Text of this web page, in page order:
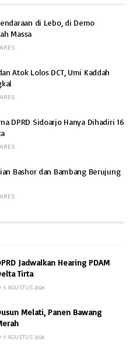
tidak sehat juga sia-sia.
yang bermanfaat untuk
diberikan kesehatan lahir
gratis,” pungkas Teguh.
di Lebo, di Demo
Massa
Atok Lolos DCT, Umi Kaddah
DPRD Sidoarjo Hanya Dihadiri 16
Bashor dan Bambang Berujung
Jadwalkan Hearing PDAM
Tirta
5 AGUSTUS 2026
Melati, Panen Bawang
5 AGUSTUS 2026